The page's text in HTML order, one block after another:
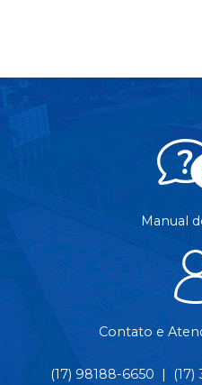
Manual
Contato e
(17) 98188-6650 |